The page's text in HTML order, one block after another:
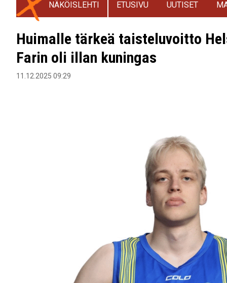
NÄKÖISLEHTI ETUSIVU UUTISET
Huimalle tärkeä taisteluvoitto
Farin oli illan kuningas
11.12.2025 09:29